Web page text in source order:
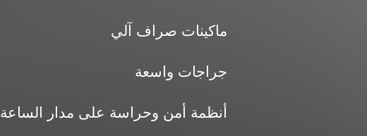
ماكينات صراف آلي
جراجات واسعة
أنظمة أمن وحراسة على مدار الساعة